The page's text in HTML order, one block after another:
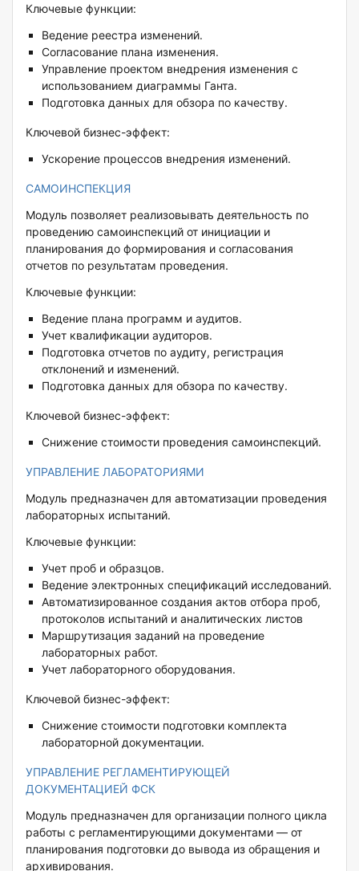
Ключевые функции:
Ведение реестра изменений.
Согласование плана изменения.
Управление проектом внедрения изменения с
использованием диаграммы Ганта.
Подготовка данных для обзора по качеству.
Ключевой бизнес-эффект:
Ускорение процессов внедрения изменений.
CАМОИНСПЕКЦИЯ
Модуль позволяет реализовывать деятельность по
проведению самоинспекций от инициации и
планирования до формирования и согласования
отчетов по результатам проведения.
Ключевые функции:
Ведение плана программ и аудитов.
Учет квалификации аудиторов.
Подготовка отчетов по аудиту, регистрация
отклонений и изменений.
Подготовка данных для обзора по качеству.
Ключевой бизнес-эффект:
Снижение стоимости проведения самоинспекций.
УПРАВЛЕНИЕ ЛАБОРАТОРИЯМИ
Модуль предназначен для автоматизации проведения
лабораторных испытаний.
Ключевые функции:
Учет проб и образцов.
Ведение электронных спецификаций исследований.
Автоматизированное создания актов отбора проб,
протоколов испытаний и аналитических листов
Маршрутизация заданий на проведение
лабораторных работ.
Учет лабораторного оборудования.
Ключевой бизнес-эффект:
Снижение стоимости подготовки комплекта
лабораторной документации.
УПРАВЛЕНИЕ РЕГЛАМЕНТИРУЮЩЕЙ
ДОКУМЕНТАЦИЕЙ ФСК
Модуль предназначен для организации полного цикла
работы с регламентирующими документами — от
планирования подготовки до вывода из обращения и
архивирования.